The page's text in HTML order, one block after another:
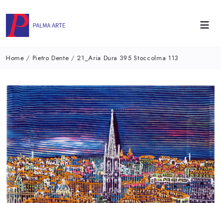
Home / Pietro Dente /21_Aria Dura 395 Stoccolma 113